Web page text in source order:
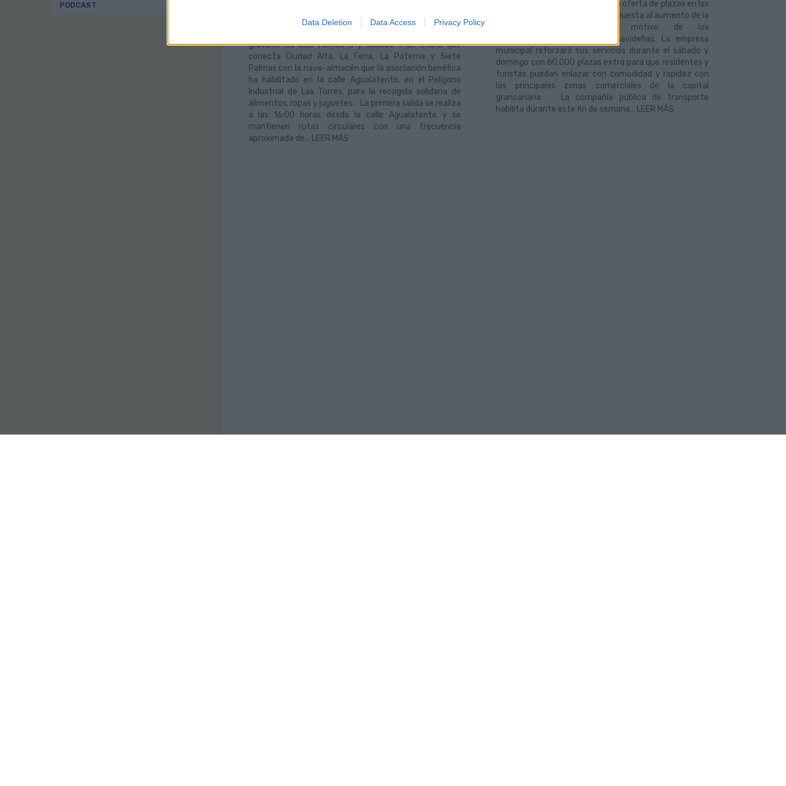
Data Deletion Data Access Privacy Policy
PODCAST
Guaguas Municipales (GM) pone a disposición de los
gratuito los días viernes 3 y sábado 4 de enero, que
conecta Ciudad Alta, La Feria, La Paterna y Siete
Palmas con la nave-almacén que la asociación benéfica
ha habilitado en la calle Agualatente, en el Polígono
Industrial de Las Torres, para la recogida solidaria de
alimentos, ropas y juguetes. La primera salida se realiza
a las 16:00 horas desde la calle Agualatente y se
mantienen rutas circulares con una frecuencia
aproximada de... LEER MÁS
semana, 28 y 29 de diciembre, la oferta de plazas en las
líneas 12, 17, 33 y 91 para dar respuesta al aumento de la
movilidad ciudadana con motivo de los
desplazamientos y compras navideñas. La empresa
municipal reforzará sus servicios durante el sábado y
domingo con 60.000 plazas extra para que residentes y
turistas puedan enlazar con comodidad y rapidez con
las principales zonas comerciales de la capital
grancanaria. La compañía pública de transporte
habilita durante este fin de semana... LEER MÁS